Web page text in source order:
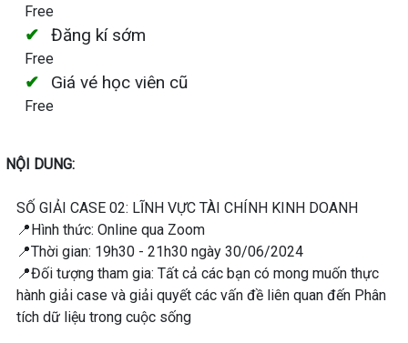
Free
Đăng kí sớm
Free
Giá vé học viên cũ
Free
NỘI DUNG:
SỐ GIẢI CASE 02: LĨNH VỰC TÀI CHÍNH KINH DOANH
📍Hình thức: Online qua Zoom
📍Thời gian: 19h30 - 21h30 ngày 30/06/2024
📍Đối tượng tham gia: Tất cả các bạn có mong muốn thực
hành giải case và giải quyết các vấn đề liên quan đến Phân
tích dữ liệu trong cuộc sống